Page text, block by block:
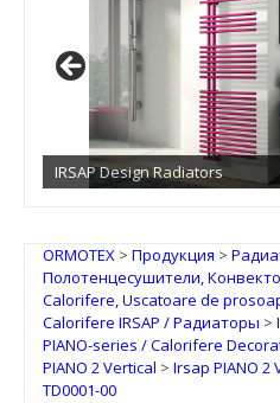
IRSAP Design Radiators
ORMOTEX> Продукция >
Полотенцесушители,
Calorifere, Uscatoare de
Calorifere IRSAP / Радиаторы >
PIANO-series / Calorifere
PIANO 2 Vertical > Irsap PIANO 2
TD0001-00